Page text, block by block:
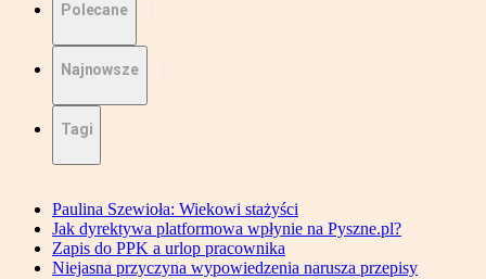
Polecane
Najnowsze
Tagi
Paulina Szewioła: Wiekowi stażyści
Jak dyrektywa platformowa wpłynie na Pyszne.pl?
Zapis do PPK a urlop pracownika
Niejasna przyczyna wypowiedzenia narusza przepisy